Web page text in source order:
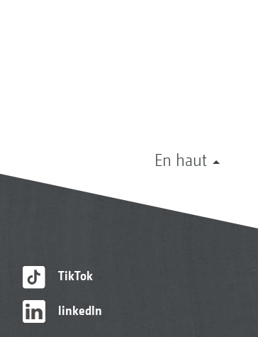
En haut
TikTok
linkedIn